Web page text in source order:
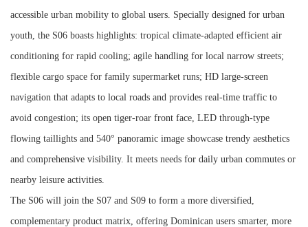
accessible urban mobility to global users. Specially designed for urban
youth, the S06 boasts highlights: tropical climate-adapted efficient air
conditioning for rapid cooling; agile handling for local narrow streets;
flexible cargo space for family supermarket runs; HD large-screen
navigation that adapts to local roads and provides real-time traffic to
avoid congestion; its open tiger-roar front face, LED through-type
flowing taillights and 540° panoramic image showcase trendy aesthetics
and comprehensive visibility. It meets needs for daily urban commutes or
nearby leisure activities.
The S06 will join the S07 and S09 to form a more diversified,
complementary product matrix, offering Dominican users smarter, more